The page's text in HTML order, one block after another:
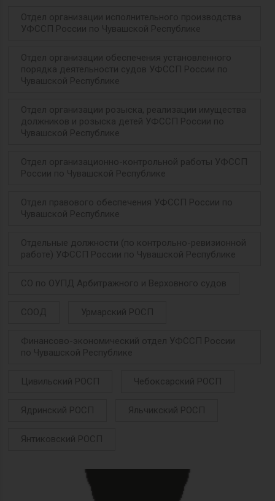
Отдел организации исполнительного производства
УФССП России по Чувашской Республике
Отдел организации обеспечения установленного
порядка деятельности судов УФССП России по
Чувашской Республике
Отдел организации розыска, реализации имущества
должников и розыска детей УФССП России по
Чувашской Республике
Отдел организационно-контрольной работы УФССП
России по Чувашской Республике
Отдел правового обеспечения УФССП России по
Чувашской Республике
Отдельные должности (по контрольно-ревизионной
работе) УФССП России по Чувашской Республике
СО по ОУПД Арбитражного и Верховного судов
СООД Урмарский РОСП
Финансово-экономический отдел УФССП России
по Чувашской Республике
Цивильский РОСП Чебоксарский РОСП
Ядринский РОСП Яльчикский РОСП
Янтиковский РОСП